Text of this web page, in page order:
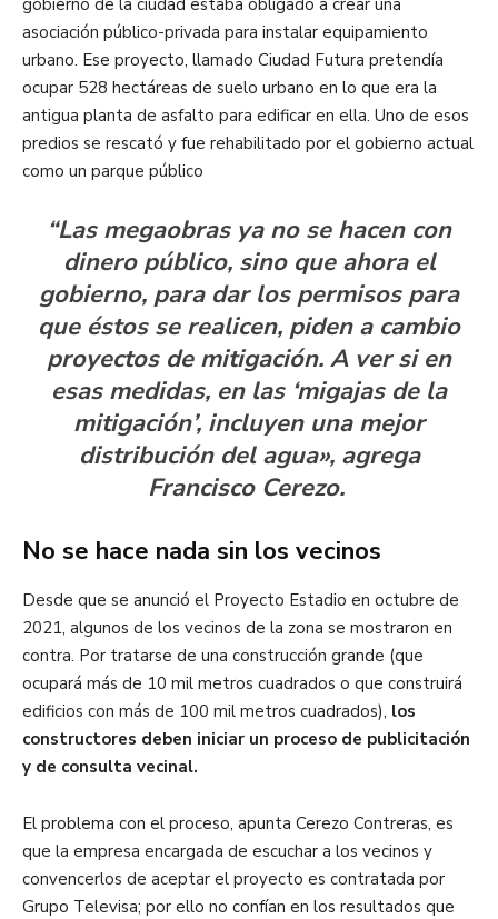
asociación público-privada para instalar equipamiento
urbano. Ese proyecto, llamado Ciudad Futura pretendía
ocupar 528 hectáreas de suelo urbano en lo que era la
antigua planta de asfalto para edificar en ella. Uno de esos
predios se rescató y fue rehabilitado por el gobierno actual
como un parque público
“Las megaobras ya no se hacen con
dinero público, sino que ahora el
gobierno, para dar los permisos para
que éstos se realicen, piden a cambio
proyectos de mitigación. A ver si en
esas medidas, en las ‘migajas de la
mitigación’, incluyen una mejor
distribución del agua», agrega
Francisco Cerezo.
No se hace nada sin los vecinos
Desde que se anunció el Proyecto Estadio en octubre de
2021, algunos de los vecinos de la zona se mostraron en
contra. Por tratarse de una construcción grande (que
ocupará más de 10 mil metros cuadrados o que construirá
edificios con más de 100 mil metros cuadrados), los
constructores deben iniciar un proceso de publicitación
y de consulta vecinal.
El problema con el proceso, apunta Cerezo Contreras, es
que la empresa encargada de escuchar a los vecinos y
convencerlos de aceptar el proyecto es contratada por
Grupo Televisa; por ello no confían en los resultados que